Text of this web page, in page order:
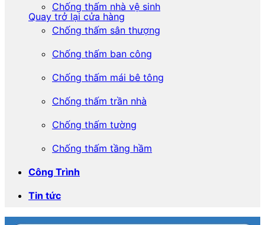
Quay trở lại cửa hàng
Chống thấm nhà vệ sinh
Chống thấm sân thượng
Chống thấm ban công
Chống thấm mái bê tông
Chống thấm trần nhà
Chống thấm tường
Chống thấm tầng hầm
Công Trình
Tin tức